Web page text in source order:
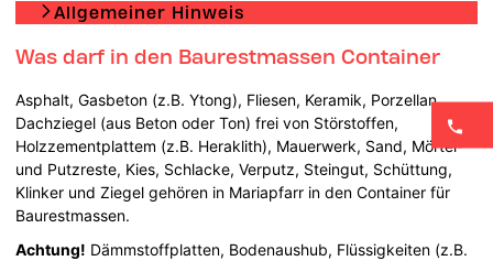
Allgemeiner Hinweis
Was darf in den Baurestmassen Container
Asphalt, Gasbeton (z.B. Ytong), Fliesen, Keramik, Porzellan,
Dachziegel (aus Beton oder Ton) frei von Störstoffen,
Holzzementplattem (z.B. Heraklith), Mauerwerk, Sand, Mörtel-
und Putzreste, Kies, Schlacke, Verputz, Steingut, Schüttung,
Klinker und Ziegel gehören in Mariapfarr in den Container für
Baurestmassen.
Achtung! Dämmstoffplatten, Bodenaushub, Flüssigkeiten (z.B.